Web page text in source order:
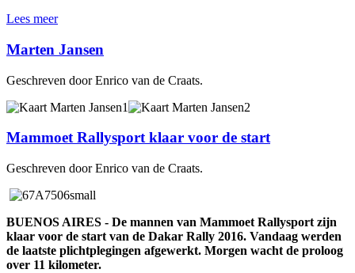
Lees meer
Marten Jansen
Geschreven door Enrico van de Craats.
Mammoet Rallysport klaar voor de start
Geschreven door Enrico van de Craats.
BUENOS AIRES - De mannen van Mammoet Rallysport zijn
klaar voor de start van de Dakar Rally 2016. Vandaag werden
de laatste plichtplegingen afgewerkt. Morgen wacht de proloog
over 11 kilometer.